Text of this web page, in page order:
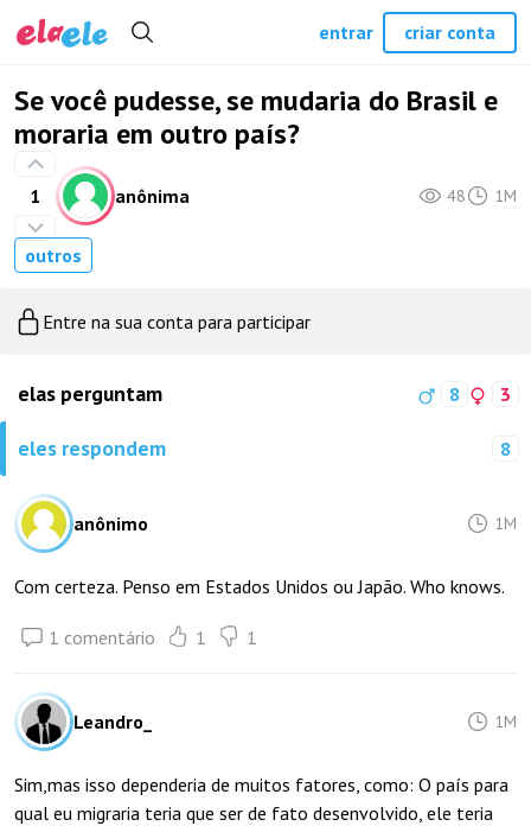
Se você pudesse, se mudaria do Brasil e
moraria em outro país?
1 anônima 48 1M
outros
Entre na sua conta para participar
elas perguntam 8 3
eles respondem 8
anônimo 1M
Com certeza. Penso em Estados Unidos ou Japão. Who knows.
1 comentário 1 1
Leandro_ 1M
Sim,mas isso dependeria de muitos fatores, como: O país para
qual eu migraria teria que ser de fato desenvolvido, ele teria
entrar criar conta